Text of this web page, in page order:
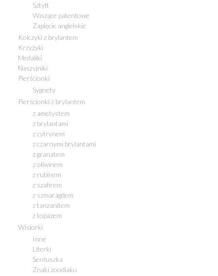
Sztyft
Wiszące patentowe
Zapięcie angielskie
Kolczyki z brylantem
Krzyżyki
Medaliki
Naszyjniki
Pierścionki
Sygnety
Pierścionki z brylantem
z ametystem
z brylantami
z cytrynem
z czarnymi brylantami
z granatem
z oliwinem
z rubinem
z szafirem
z szmaragdem
z tanzanitem
z topazem
Wisiorki
Inne
Literki
Serduszka
Znaki zoodiaku